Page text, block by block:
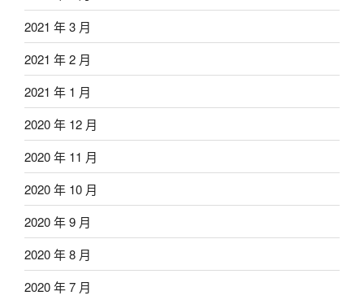
2021 年 3 月
2021 年 2 月
2021 年 1 月
2020 年 12 月
2020 年 11 月
2020 年 10 月
2020 年 9 月
2020 年 8 月
2020 年 7 月